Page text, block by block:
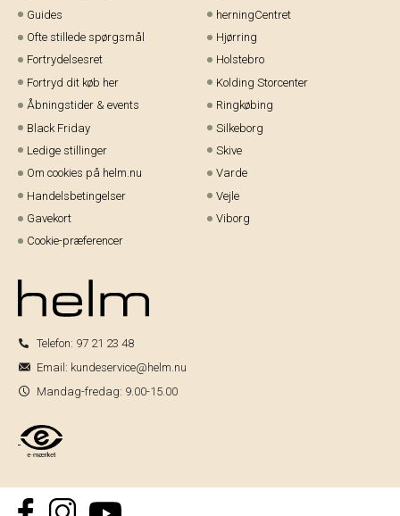
Guides
Ofte stillede spørgsmål
Fortrydelsesret
Fortryd dit køb her
Åbningstider & events
Black Friday
Ledige stillinger
Om cookies på helm.nu
Handelsbetingelser
Gavekort
Cookie-præferencer
herningCentret
Hjørring
Holstebro
Kolding Storcenter
Ringkøbing
Silkeborg
Skive
Varde
Vejle
Viborg
Telefon: 97 21 23 48
Email: kundeservice@helm.nu
Mandag-fredag: 9.00-15.00